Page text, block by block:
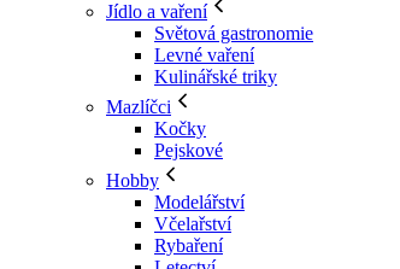
Jídlo a vaření
Světová gastronomie
Levné vaření
Kulinářské triky
Mazlíčci
Kočky
Pejskové
Hobby
Modelářství
Včelařství
Rybaření